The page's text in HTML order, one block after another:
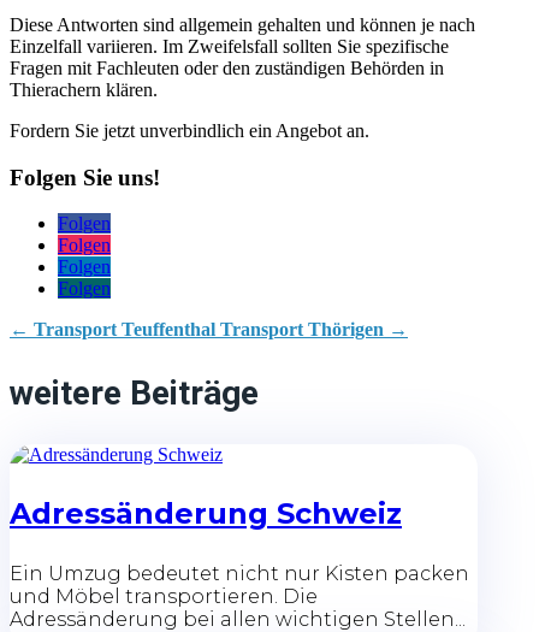
Diese Antworten sind allgemein gehalten und können je nach
Einzelfall variieren. Im Zweifelsfall sollten Sie spezifische
Fragen mit Fachleuten oder den zuständigen Behörden in
Thierachern klären.
Fordern Sie jetzt unverbindlich ein Angebot an.
Folgen Sie uns!
Folgen
Folgen
Folgen
Folgen
← Transport Teuffenthal Transport Thörigen →
weitere Beiträge
Adressänderung Schweiz
Ein Umzug bedeutet nicht nur Kisten packen
und Möbel transportieren. Die
Adressänderung bei allen wichtigen Stellen...